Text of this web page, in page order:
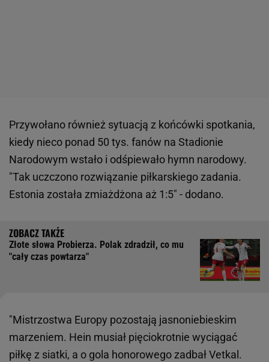
Przywołano również sytuacją z końcówki spotkania,
kiedy nieco ponad 50 tys. fanów na Stadionie
Narodowym wstało i odśpiewało hymn narodowy.
"Tak uczczono rozwiązanie piłkarskiego zadania.
Estonia została zmiażdżona aż 1:5" - dodano.
Złote słowa Probierza. Polak zdradził, co mu
"cały czas powtarza"
"Mistrzostwa Europy pozostają jasnoniebieskim
marzeniem. Hein musiał pięciokrotnie wyciągać
piłkę z siatki, a o gola honorowego zadbał Vetkal.